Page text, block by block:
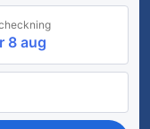
8 aug